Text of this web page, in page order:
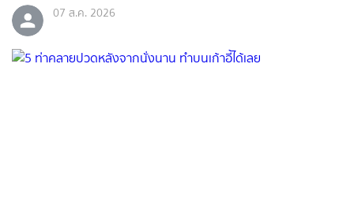
07 ส.ค. 2026